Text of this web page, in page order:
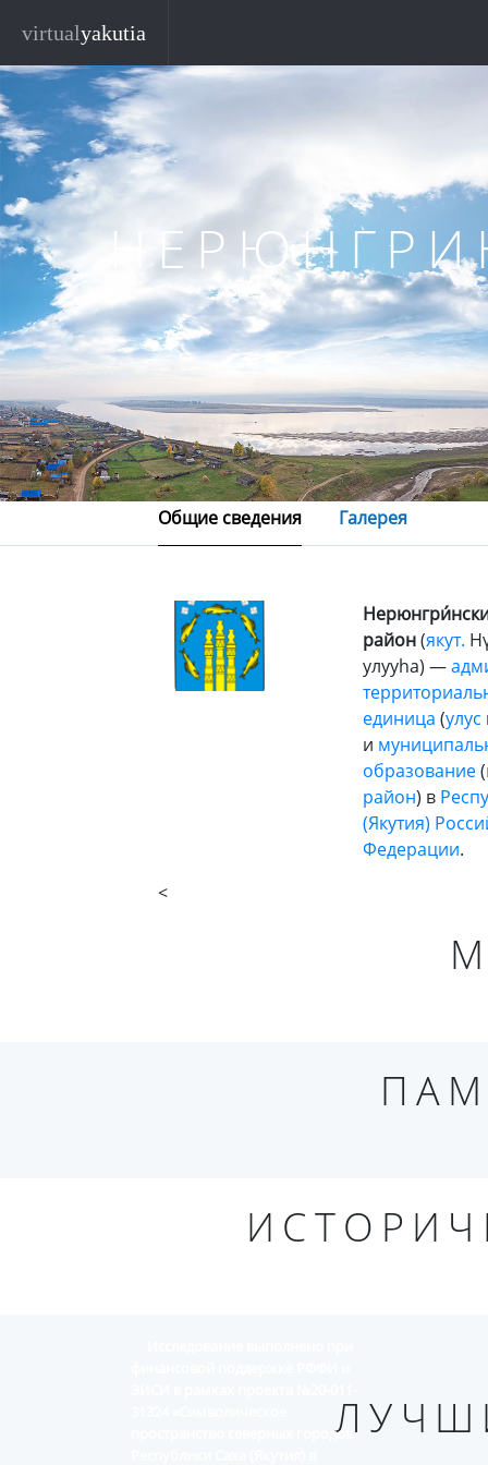
virtualyakutia
Общие сведения Галерея
район(якут.
улууhа) —
единица (улус
и
образование(
район) в
(Якутия)
Федерации.
<
пространство северных городов